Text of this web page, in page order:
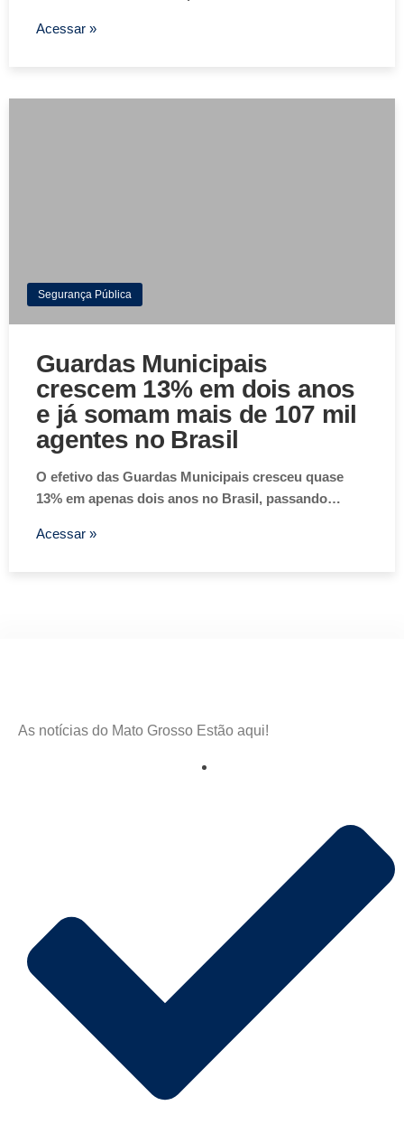
Acessar »
Segurança Pública
Guardas Municipais
crescem 13% em dois anos
e já somam mais de 107 mil
agentes no Brasil
O efetivo das Guardas Municipais cresceu quase
13% em apenas dois anos no Brasil, passando…
Acessar »
As notícias do Mato Grosso Estão aqui!